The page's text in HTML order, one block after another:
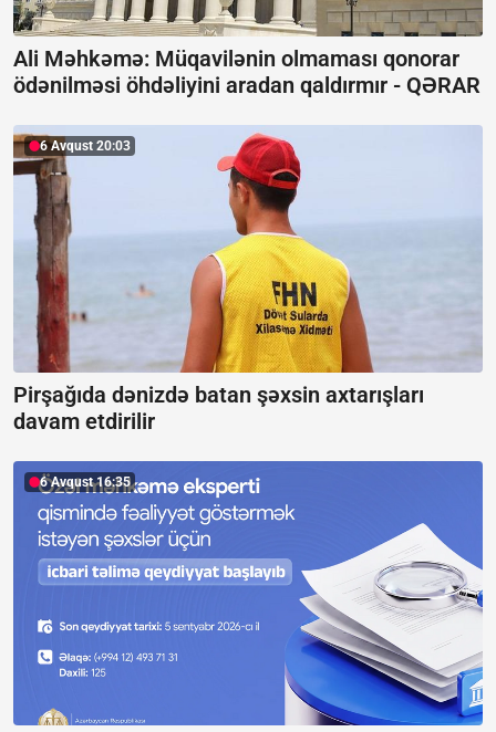
Ali Məhkəmə: Müqavilənin olmaması qonorar
ödənilməsi öhdəliyini aradan qaldırmır - QƏRAR
6 Avqust 20:03
Pirşağıda dənizdə batan şəxsin axtarışları
davam etdirilir
6 Avqust 16:35